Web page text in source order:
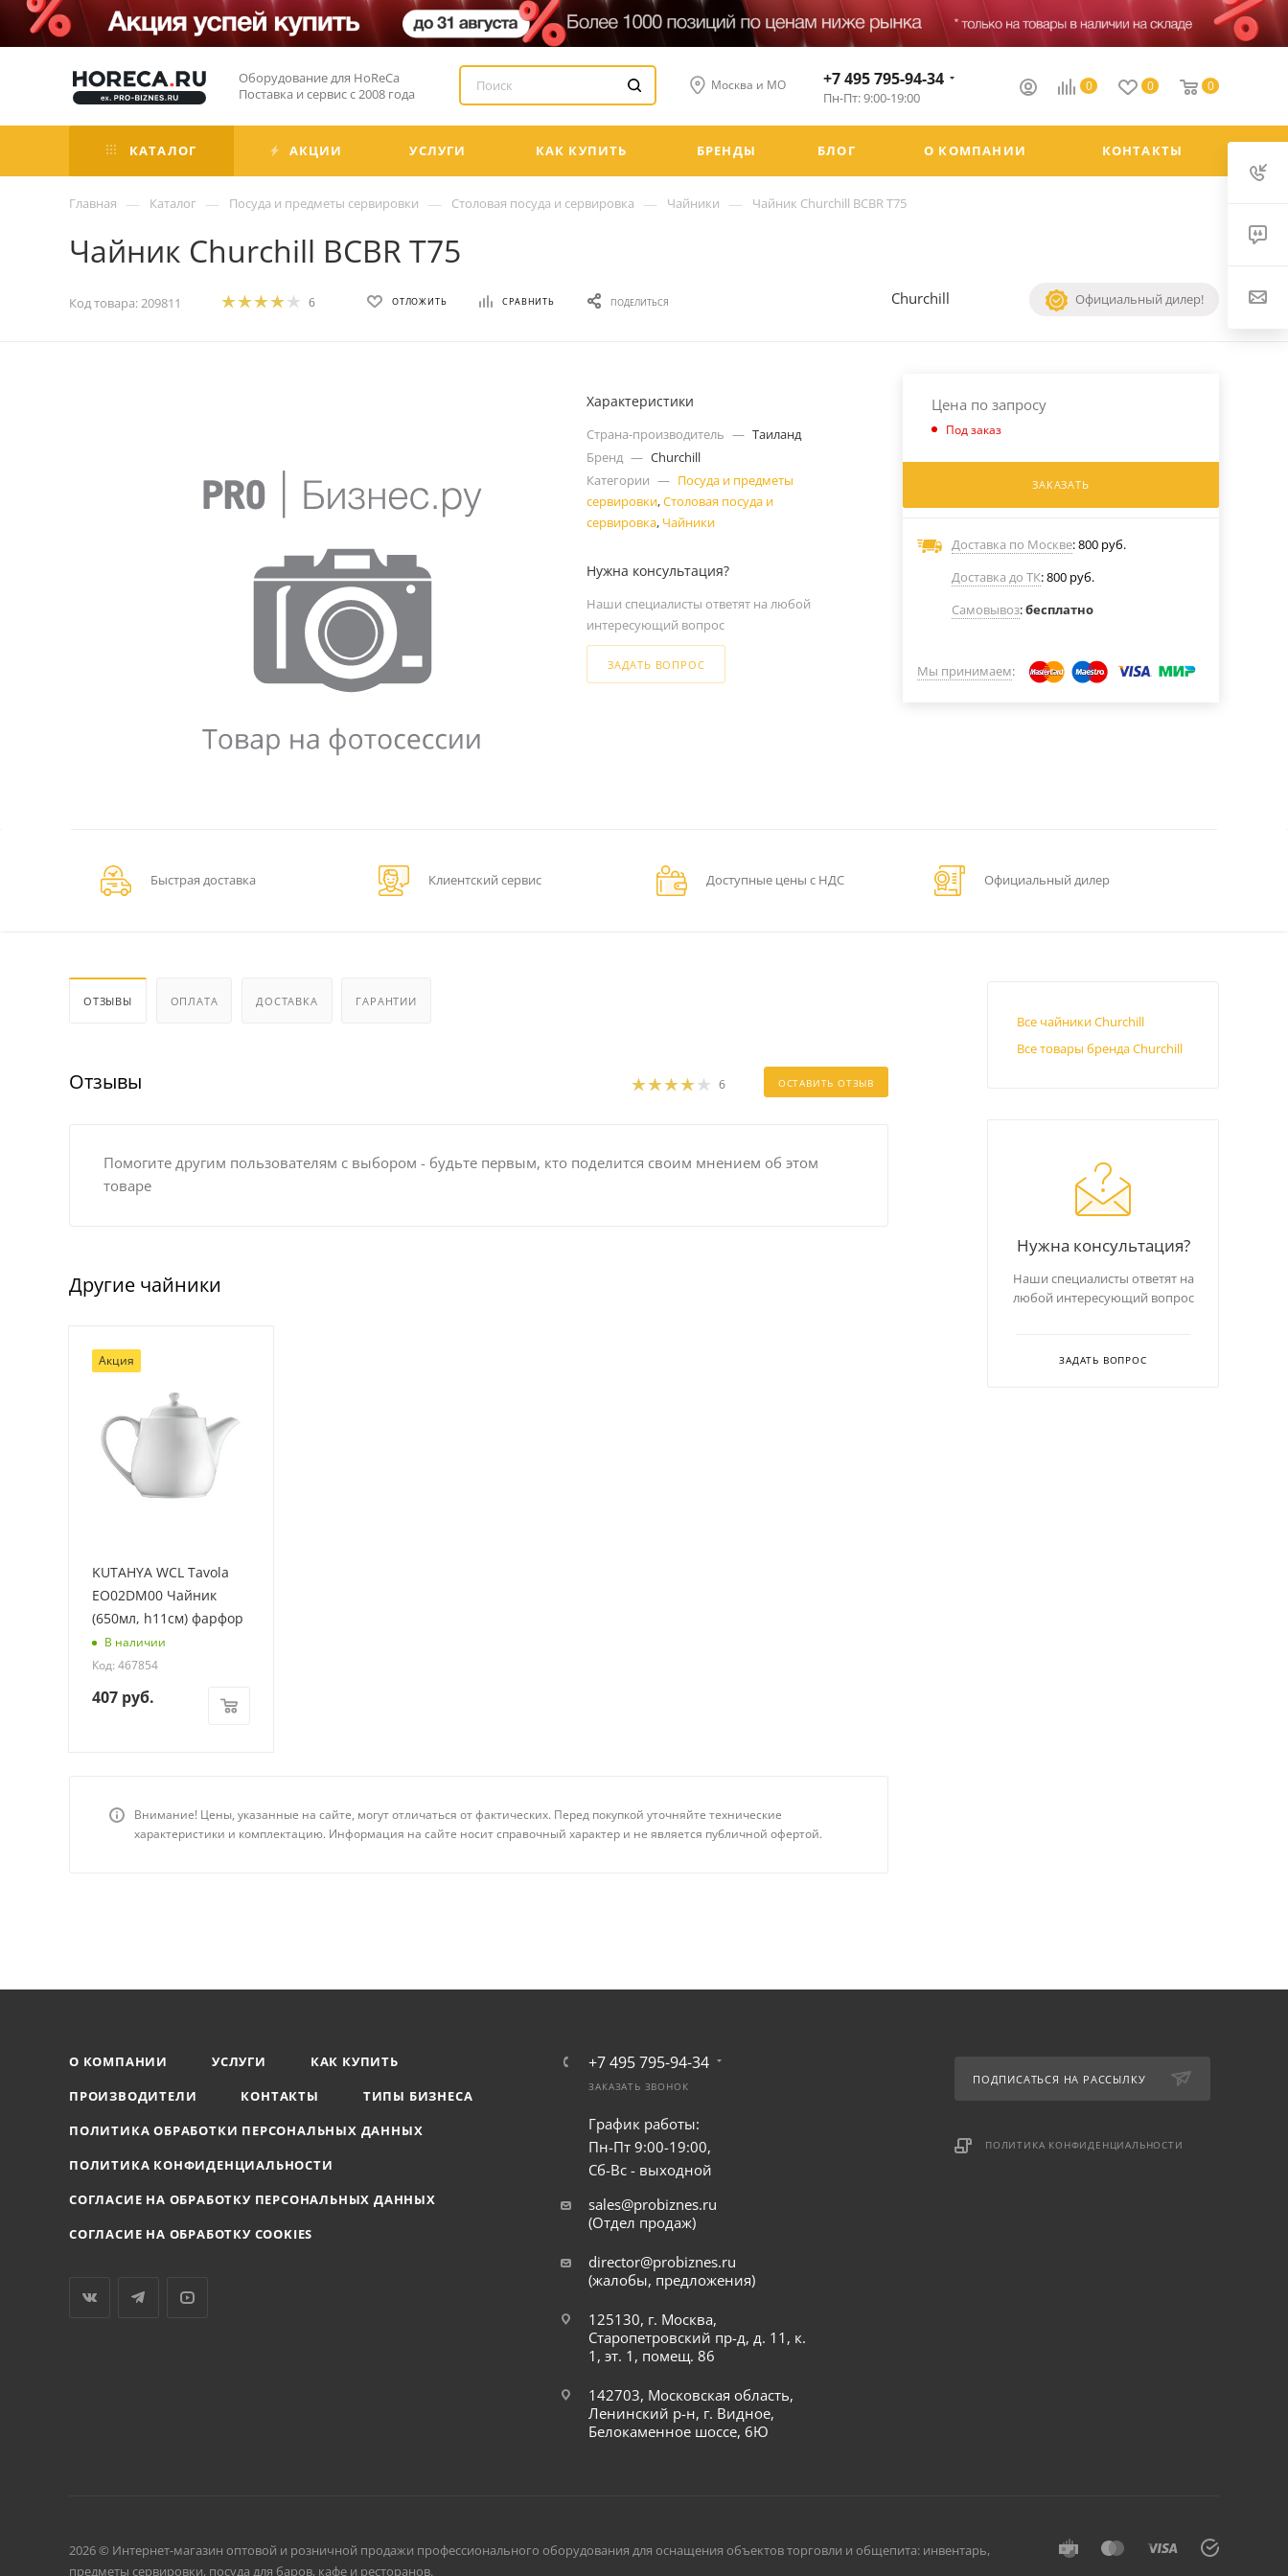
Оборудование для HoReCa
Поставка и сервис с 2008 года
Москва и МО 0 0 0
+7 495 795-94-34
Пн-Пт: 9:00-19:00
КАТАЛОГ АКЦИИ УСЛУГИ КАК КУПИТЬ БРЕНДЫ БЛОГ О КОМПАНИИ КОНТАКТЫ
Главная — Каталог — Посуда и предметы сервировки — Столовая посуда и сервировка — Чайники — Чайник Churchill BCBR T75
Чайник Churchill BCBR T75
Код товара: 209811 6 ОТЛОЖИТЬ СРАВНИТЬ ПОДЕЛИТЬСЯ Churchill Официальный дилер!
Характеристики
Страна-производитель — Таиланд
Бренд — Churchill
Категории — Посуда и предметы
сервировки,Столовая посуда и
сервировка, Чайники
Нужна консультация?
Наши специалисты ответят на любой
интересующий вопрос
ЗАДАТЬ ВОПРОС
Цена по запросу
Под заказ
ЗАКАЗАТЬ
Доставка по Москве: 800 руб.
Доставка до ТК: 800 руб.
Самовывоз:бесплатно
Мы принимаем:
Быстрая доставка Клиентский сервис Доступные цены с НДС Официальный дилер
ОТЗЫВЫ ОПЛАТА ДОСТАВКА ГАРАНТИИ
Отзывы 6 ОСТАВИТЬ ОТЗЫВ
Помогите другим пользователям с выбором - будьте первым, кто поделится своим мнением об этом
товаре
Другие чайники
Акция
KUTAHYA WCL Tavola
EO02DM00 Чайник
(650мл, h11см) фарфор
В наличии
Код: 467854
407 руб.
Внимание! Цены, указанные на сайте, могут отличаться от фактических. Перед покупкой уточняйте технические
характеристики и комплектацию. Информация на сайте носит справочный характер и не является публичной офертой.
Все чайники Churchill
Все товары бренда Churchill
Нужна консультация?
Наши специалисты ответят на
любой интересующий вопрос
ЗАДАТЬ ВОПРОС
О КОМПАНИИ УСЛУГИ
КАК КУПИТЬ
ПРОИЗВОДИТЕЛИ
КОНТАКТЫ
ТИПЫ БИЗНЕСА
ПОЛИТИКА ОБРАБОТКИ ПЕРСОНАЛЬНЫХ ДАННЫХ
ПОЛИТИКА КОНФИДЕНЦИАЛЬНОСТИ
СОГЛАСИЕ НА ОБРАБОТКУ ПЕРСОНАЛЬНЫХ ДАННЫХ
СОГЛАСИЕ НА ОБРАБОТКУ COOKIES
+7 495 795-94-34
ЗАКАЗАТЬ ЗВОНОК
График работы:
Пн-Пт 9:00-19:00,
Сб-Вс - выходной
sales@probiznes.ru
(Отдел продаж)
director@probiznes.ru
(жалобы, предложения)
125130, г. Москва,
Старопетровский пр-д, д. 11, к.
1, эт. 1, помещ. 86
142703, Московская область,
Ленинский р-н, г. Видное,
Белокаменное шоссе, 6Ю
ПОДПИСАТЬСЯ НА РАССЫЛКУ
ПОЛИТИКА КОНФИДЕНЦИАЛЬНОСТИ
2026 © Интернет-магазин оптовой и розничной продажи профессионального оборудования для оснащения объектов торговли и общепита: инвентарь,
предметы сервировки, посуда для баров, кафе и ресторанов.